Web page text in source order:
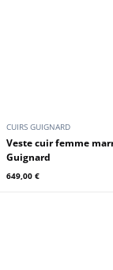
CUIRS GUIGNARD
Veste cuir femme marron Cuirs
Guignard
649,00 €